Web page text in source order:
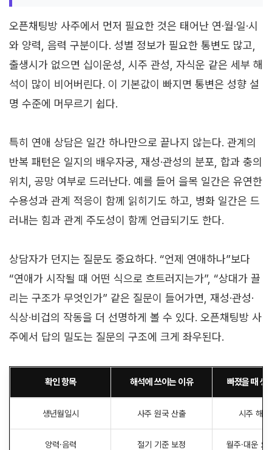
오픈채팅방 사주에서 먼저 필요한 것은 태어난 연·월·일·시
와 양력, 음력 구분이다. 성별 정보가 필요한 통변도 많고,
출생시가 없으면 십이운성, 시주 관성, 자식운 같은 세부 해
석이 많이 비어버린다. 이 기본값이 빠지면 통변은 성향 설
명 수준에 머무르기 쉽다.
특히 연애 상담은 일간 하나만으로 끝나지 않는다. 관계의
반복 패턴은 일지의 배우자궁, 재성·관성의 분포, 합과 충의
위치, 공망 여부로 드러난다. 예를 들어 을목 일간은 유연한
수용성과 관계 적응이 함께 읽히기도 하고, 병화 일간은 드
러내는 힘과 관계 주도성이 함께 언급되기도 한다.
상담자가 던지는 질문도 중요하다. “언제 연애하나”보다
“연애가 시작될 때 어떤 식으로 흐트러지는가”, “상대가 끌
리는 구조가 무엇인가” 같은 질문이 들어가면, 재성·관성·
식상·비겁의 작동을 더 선명하게 볼 수 있다. 오픈채팅방 사
주에서 답의 밀도는 질문의 구조에 크게 좌우된다.
확인 항목 해석에 쓰이는 이유 빠졌을 때 생
생년월일시 사주 원국 산출 시주 해
양력·음력 절기 기준 보정 월주·대운 오